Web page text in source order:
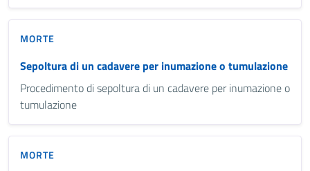
MORTE
Sepoltura di un cadavere per inumazione o tumulazione
Procedimento di sepoltura di un cadavere per inumazione o
tumulazione
MORTE